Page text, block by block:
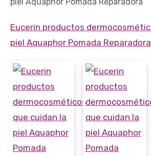
Eucerin productos dermocosméticos que cuidan la
piel Aquaphor Pomada Reparadora